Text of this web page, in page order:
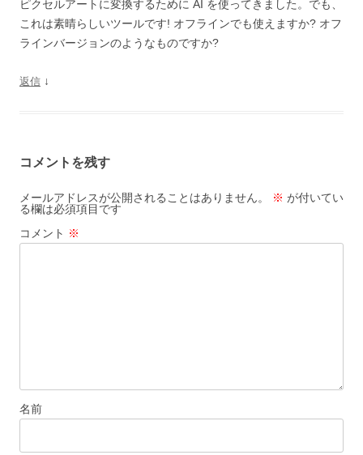
ピクセルアートに変換するために AI を使ってきました。でも、
これは素晴らしいツールです! オフラインでも使えますか? オフ
ラインバージョンのようなものですか?
返信 ↓
コメントを残す
メールアドレスが公開されることはありません。 ※ が付いてい
る欄は必須項目です
コメント ※
名前